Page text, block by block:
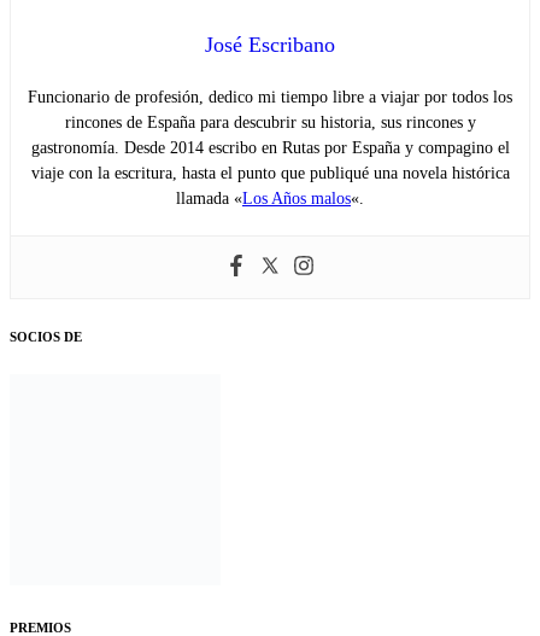
José Escribano
Funcionario de profesión, dedico mi tiempo libre a viajar por todos los
rincones de España para descubrir su historia, sus rincones y
gastronomía. Desde 2014 escribo en Rutas por España y compagino el
viaje con la escritura, hasta el punto que publiqué una novela histórica
llamada «Los Años malos«.
SOCIOS DE
PREMIOS